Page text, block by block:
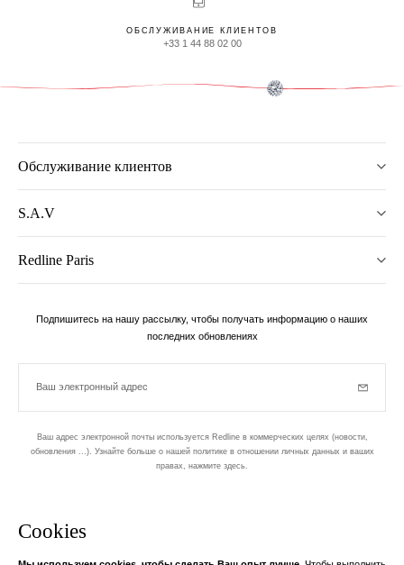
Cookies
ОБСЛУЖИВАНИЕ КЛИЕНТОВ
+33 1 44 88 02 00
Обслуживание клиентов
S.A.V
Redline Paris
Подпишитесь на нашу рассылку, чтобы получать информацию о наших
последних обновлениях
Ваш электронный адрес
Ваш адрес электронной почты используется Redline в коммерческих целях (новости,
обновления ...). Узнайте больше о нашей политике в отношении личных данных и ваших
правах, нажмите здесь